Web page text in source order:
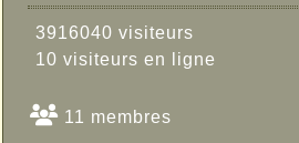
3916040 visiteurs
10 visiteurs en ligne
11 membres